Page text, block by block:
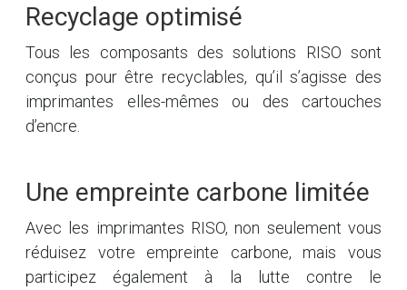
Recyclage optimisé
Tous les composants des solutions RISO sont
conçus pour être recyclables, qu’il s’agisse des
imprimantes elles-mêmes ou des cartouches
d’encre.
Une empreinte carbone limitée
Avec les imprimantes RISO, non seulement vous
réduisez votre empreinte carbone, mais vous
participez également à la lutte contre le